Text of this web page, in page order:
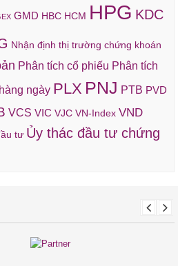
GMD HBC HCM HPG KDC
Nhận định thị trường chứng khoán
Phân tích cổ phiếu Phân tích
ngày PLX PNJ PTB PVD
VCS VIC VJC VN-Index VND
tư Ủy thác đầu tư chứng